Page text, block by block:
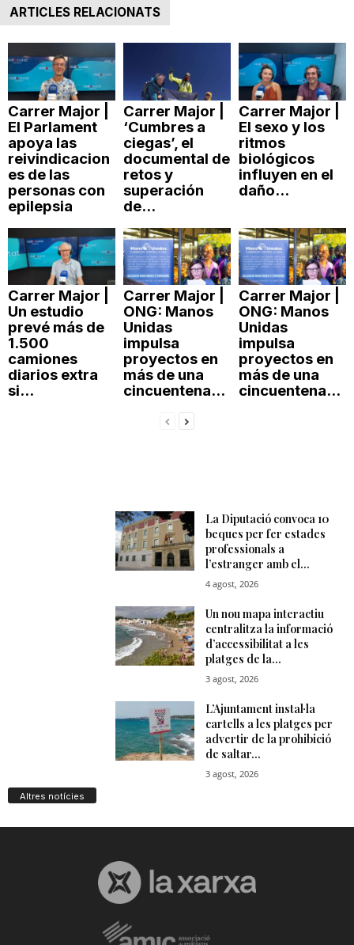
ARTICLES RELACIONATS
Carrer Major |
El Parlament
apoya las
reivindicacion
es de las
personas con
epilepsia
Carrer Major |
‘Cumbres a
ciegas’, el
documental de
retos y
superación
de...
Carrer Major |
El sexo y los
ritmos
biológicos
influyen en el
daño...
Carrer Major |
Un estudio
prevé más de
1.500
camiones
diarios extra
si...
Carrer Major |
ONG: Manos
Unidas
impulsa
proyectos en
más de una
cincuentena...
Carrer Major |
ONG: Manos
Unidas
impulsa
proyectos en
más de una
cincuentena...
Altres notícies